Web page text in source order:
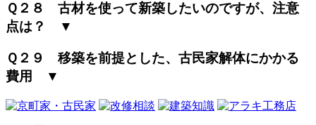
Ｑ２８ 古材を使って新築したいのですが、注意
点は？ ▼
Ｑ２９ 移築を前提とした、古民家解体にかかる
費用 ▼